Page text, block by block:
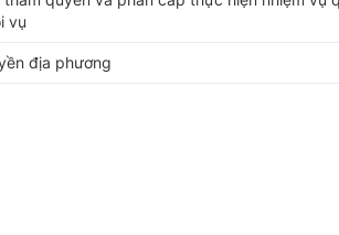
vụ
địa phương